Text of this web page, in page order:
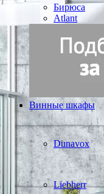
Бирюса
Atlant
Винные шкафы
Dunavox
Liebherr